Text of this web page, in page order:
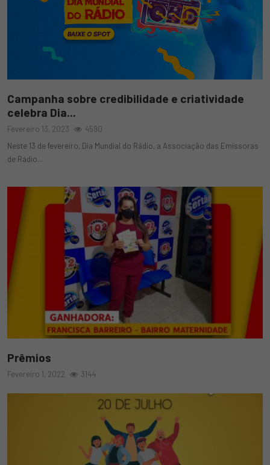
Campanha sobre credibilidade e criatividade
celebra Dia...
Fevereiro 13, 2023
4590
Neste 13 de fevereiro, Dia Mundial do Rádio, a Associação das Emissoras
de Rádio...
Prêmios
Fevereiro 1, 2022 3144